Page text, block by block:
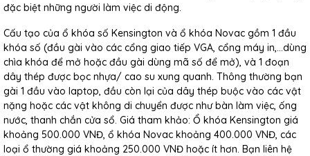
đặc biệt những người làm việc di động.
Cấu tạo của ổ khóa số Kensington và ổ khóa Novac gồm 1 đầu
khóa số (đầu gài vào các cổng giao tiếp VGA, cổng máy in,…dùng
chìa khóa để mở hoặc đầu gài dùng mã số để mở), và 1 đoạn
dây thép được bọc nhựa/ cao su xung quanh. Thông thường bạn
gài 1 đầu vào laptop, đầu còn lại của dây thép buộc vào các vật
nặng hoặc các vật không di chuyển được như bàn làm việc, ống
nước, thanh chắn cửa sổ. Giá tham khảo: Ổ khóa Kensington giá
khoảng 500.000 VNĐ, ổ khóa Novac khoảng 400.000 VNĐ, các
loại ổ thường giá khoảng 250.000 VNĐ hoặc ít hơn. Bạn liên hệ